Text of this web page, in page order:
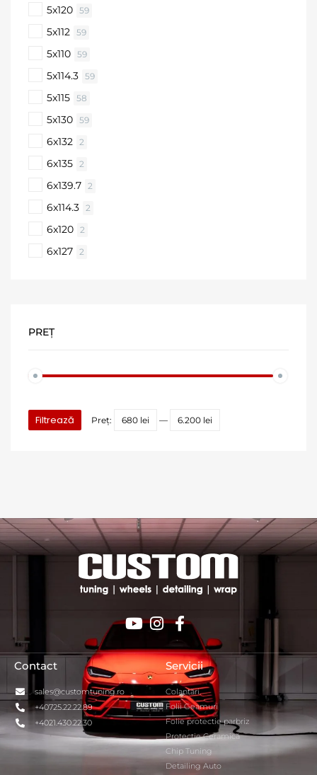
5x120 59
5x112 59
5x110 59
5x114.3 59
5x115 58
5x130 59
6x132 2
6x135 2
6x139.7 2
6x114.3 2
6x120 2
6x127 2
PREȚ
Filtrează Preț: 680 lei — 6.200 lei
Contact
sales@customtuning.ro
+40725.22.22.89
+4021.430.22.30
Servicii
Colantări
Folii Geamuri
Folie protectie parbriz
Protecție Ceramică
Chip Tuning
Detailing Auto